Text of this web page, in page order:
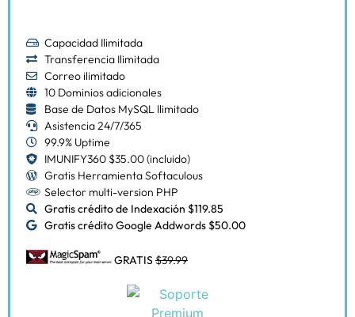
Capacidad Ilimitada
Transferencia Ilimitada
Correo ilimitado
10 Dominios adicionales
Base de Datos MySQL Ilimitado
Asistencia 24/7/365
99.9% Uptime
IMUNIFY360 $35.00 (incluido)
Gratis Herramienta Softaculous
Selector multi-version PHP
Gratis crédito de Indexación $119.85
Gratis crédito Google Addwords $50.00
GRATIS$39.99